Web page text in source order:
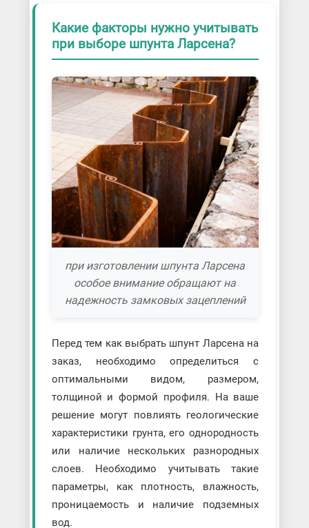
Какие факторы нужно учитывать
при выборе шпунта Ларсена?
при изготовлении шпунта Ларсена
особое внимание обращают на
надежность замковых зацеплений
Перед тем как выбрать шпунт Ларсена на
заказ, необходимо определиться с
оптимальными видом, размером,
толщиной и формой профиля. На ваше
решение могут повлиять геологические
характеристики грунта, его однородность
или наличие нескольких разнородных
слоев. Необходимо учитывать такие
параметры, как плотность, влажность,
проницаемость и наличие подземных
вод.